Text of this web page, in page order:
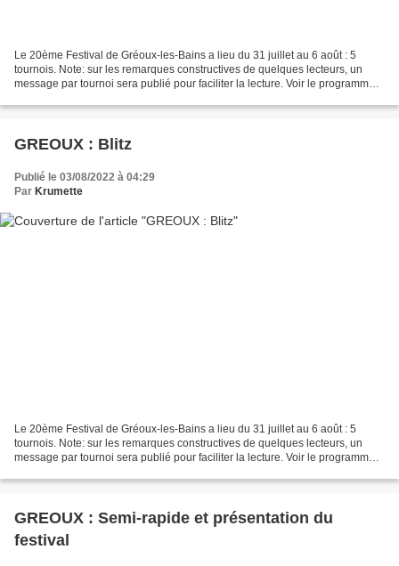
Le 20ème Festival de Gréoux-les-Bains a lieu du 31 juillet au 6 août : 5
tournois. Note: sur les remarques constructives de quelques lecteurs, un
message par tournoi sera publié pour faciliter la lecture. Voir le programme
GREOUX : Blitz
Publié le 03/08/2022 à 04:29
Par Krumette
Le 20ème Festival de Gréoux-les-Bains a lieu du 31 juillet au 6 août : 5
tournois. Note: sur les remarques constructives de quelques lecteurs, un
message par tournoi sera publié pour faciliter la lecture. Voir le programme
GREOUX : Semi-rapide et présentation du
festival